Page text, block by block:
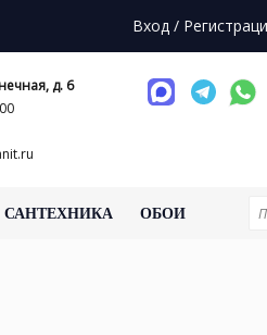
Вход /
д. 6
САНТЕХНИКА ОБОИ